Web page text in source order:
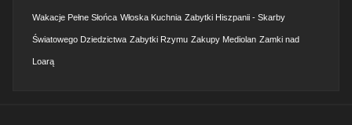
Wakacje Pełne Słońca Włoska Kuchnia Zabytki Hiszpanii - Skarby
Światowego Dziedzictwa Zabytki Rzymu Zakupy Mediolan Zamki nad
Loarą